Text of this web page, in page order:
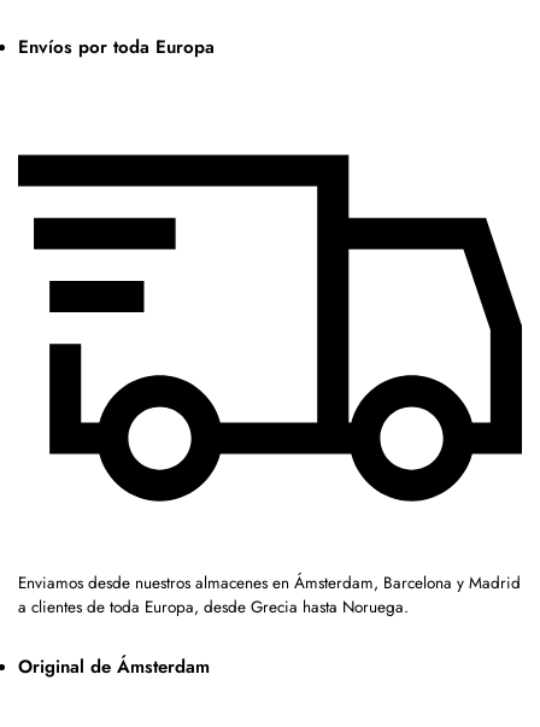
Envíos por toda Europa
Enviamos desde nuestros almacenes en Ámsterdam, Barcelona y Madrid
a clientes de toda Europa, desde Grecia hasta Noruega.
Original de Ámsterdam